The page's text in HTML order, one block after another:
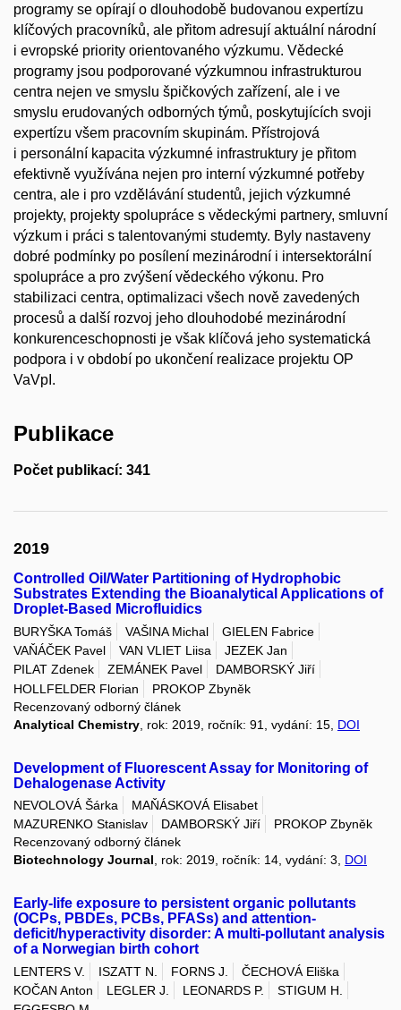
programy se opírají o dlouhodobě budovanou expertízu
klíčových pracovníků, ale přitom adresují aktuální národní
i evropské priority orientovaného výzkumu. Vědecké
programy jsou podporované výzkumnou infrastrukturou
centra nejen ve smyslu špičkových zařízení, ale i ve
smyslu erudovaných odborných týmů, poskytujících svoji
expertízu všem pracovním skupinám. Přístrojová
i personální kapacita výzkumné infrastruktury je přitom
efektivně využívána nejen pro interní výzkumné potřeby
centra, ale i pro vzdělávání studentů, jejich výzkumné
projekty, projekty spolupráce s vědeckými partnery, smluvní
výzkum i práci s talentovanými studemty. Byly nastaveny
dobré podmínky po posílení mezinárodní i intersektorální
spolupráce a pro zvýšení vědeckého výkonu. Pro
stabilizaci centra, optimalizaci všech nově zavedených
procesů a další rozvoj jeho dlouhodobé mezinárodní
konkurenceschopnosti je však klíčová jeho systematická
podpora i v období po ukončení realizace projektu OP
VaVpI.
Publikace
Počet publikací: 341
2019
Controlled Oil/Water Partitioning of Hydrophobic
Substrates Extending the Bioanalytical Applications of
Droplet-Based Microfluidics
BURYŠKA Tomáš VAŠINA Michal
GIELEN Fabrice
VAŇÁČEK Pavel
VAN VLIET Liisa
JEZEK Jan
PILAT Zdenek
ZEMÁNEK Pavel
DAMBORSKÝ Jiří
HOLLFELDER Florian
PROKOP Zbyněk
Recenzovaný odborný článek
Analytical Chemistry , rok: 2019, ročník: 91, vydání: 15, DOI
Development of Fluorescent Assay for Monitoring of
Dehalogenase Activity
NEVOLOVÁ Šárka
MAŇÁSKOVÁ Elisabet
MAZURENKO Stanislav
DAMBORSKÝ Jiří
PROKOP Zbyněk
Recenzovaný odborný článek
Biotechnology Journal, rok: 2019, ročník: 14, vydání: 3, DOI
Early-life exposure to persistent organic pollutants
(OCPs, PBDEs, PCBs, PFASs) and attention-
deficit/hyperactivity disorder: A multi-pollutant analysis
of a Norwegian birth cohort
LENTERS V. ISZATT N. FORNS J.
ČECHOVÁ Eliška
KOČAN Anton
LEGLER J. LEONARDS P.
STIGUM H.